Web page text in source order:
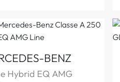
BENZ
Hybrid EQ AMG